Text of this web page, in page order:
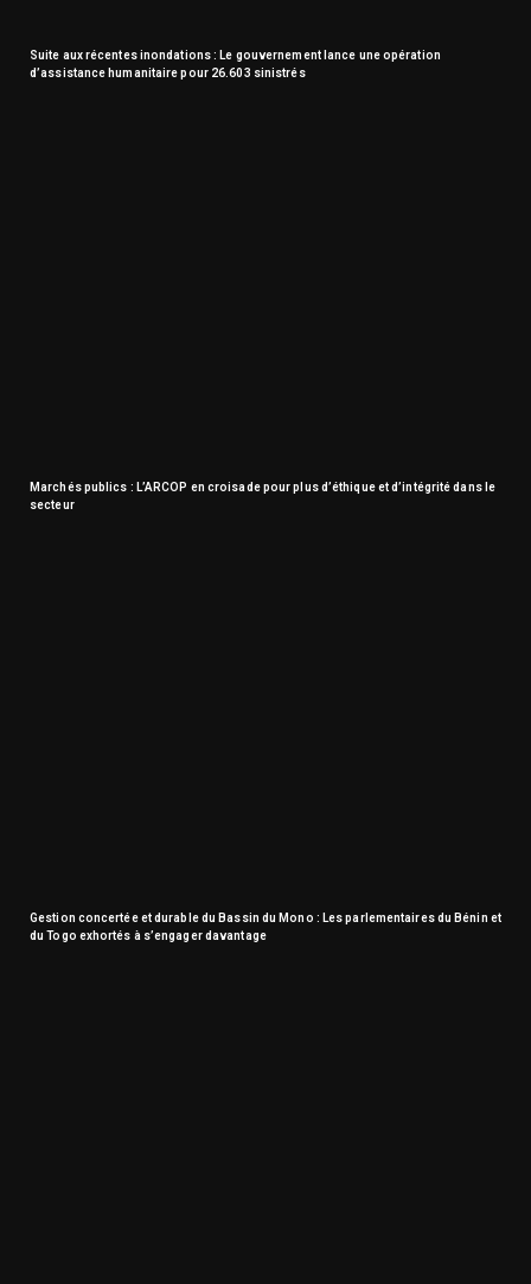
Suite aux récentes inondations : Le gouvernement lance une opération
d’assistance humanitaire pour 26.603 sinistrés
Marchés publics : L’ARCOP en croisade pour plus d’éthique et d’intégrité dans le
secteur
Gestion concertée et durable du Bassin du Mono : Les parlementaires du Bénin et
du Togo exhortés à s’engager davantage